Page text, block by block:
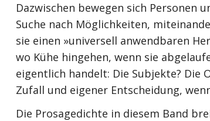
Dazwischen bewegen sich Personen
Suche nach Möglichkeiten,
sie einen »universell anwendbaren
wo Kühe hingehen, wenn sie
eigentlich handelt: Die Subjekte? Die
Zufall und eigener Entscheidung,
Die Prosagedichte in diesem Band